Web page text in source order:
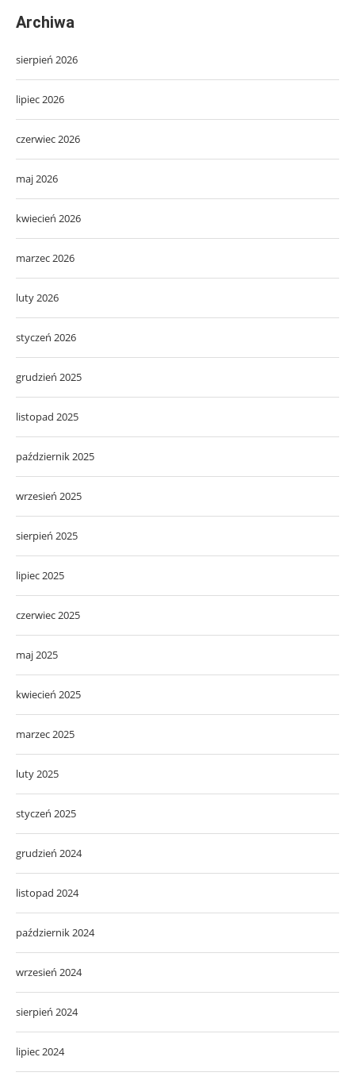
Archiwa
sierpień 2026
lipiec 2026
czerwiec 2026
maj 2026
kwiecień 2026
marzec 2026
luty 2026
styczeń 2026
grudzień 2025
listopad 2025
październik 2025
wrzesień 2025
sierpień 2025
lipiec 2025
czerwiec 2025
maj 2025
kwiecień 2025
marzec 2025
luty 2025
styczeń 2025
grudzień 2024
listopad 2024
październik 2024
wrzesień 2024
sierpień 2024
lipiec 2024